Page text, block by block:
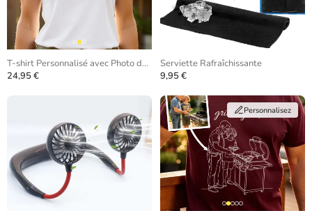
T-shirt Personnalisé avec Photo dans les Lettres
24,95 €
Serviette Rafraîchissante
9,95 €
Personnalisez